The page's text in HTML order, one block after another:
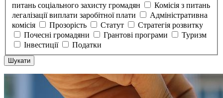
питань соціального захисту громадян
Комісія з питань
легалізації виплати заробітної плати
Адміністративна
комісія
Прозорість Статут
Стратегія розвитку
Почесні громадяни
Грантові програми
Туризм
Інвестиції
Податки
Шукати